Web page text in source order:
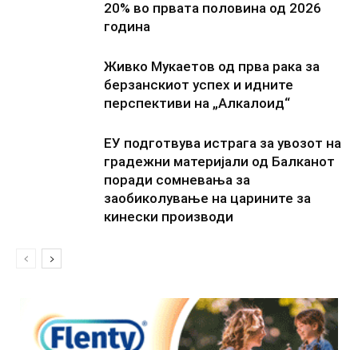
20% во првата половина од 2026
година
Живко Мукаетов од прва рака за
берзанскиот успех и идните
перспективи на „Алкалоид“
ЕУ подготвува истрага за увозот на
градежни материјали од Балканот
поради сомневања за
заобиколување на царините за
кинески производи